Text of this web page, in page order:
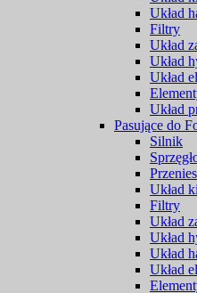
Układ
Filtry
Układ
Układ
Układ
Układ
Pasujące do
Silnik
Układ
Filtry
Układ
Układ
Układ
Układ